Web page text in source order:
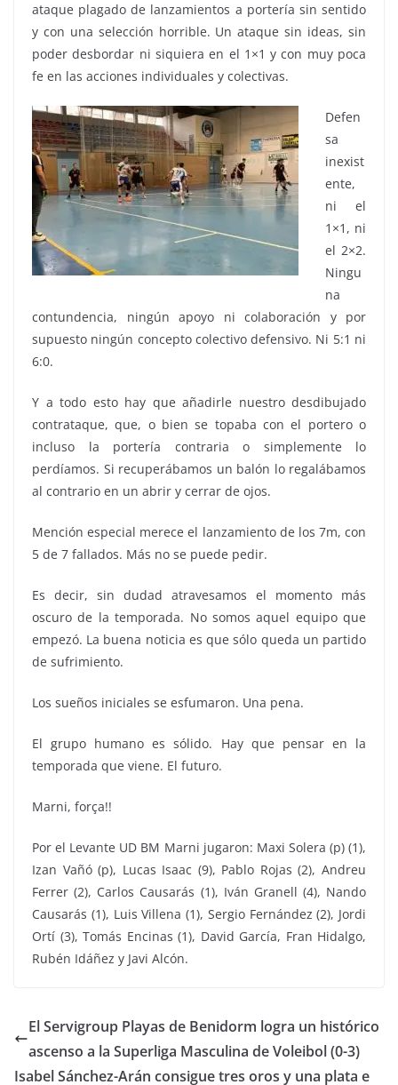
ataque plagado de lanzamientos a portería sin sentido
y con una selección horrible. Un ataque sin ideas, sin
poder desbordar ni siquiera en el 1×1 y con muy poca
fe en las acciones individuales y colectivas.
Defen
sa
inexist
ente,
ni el
1×1, ni
el 2×2.
Ningu
na
contundencia, ningún apoyo ni colaboración y por
supuesto ningún concepto colectivo defensivo. Ni 5:1 ni
6:0.
Y a todo esto hay que añadirle nuestro desdibujado
contrataque, que, o bien se topaba con el portero o
incluso la portería contraria o simplemente lo
perdíamos. Si recuperábamos un balón lo regalábamos
al contrario en un abrir y cerrar de ojos.
Mención especial merece el lanzamiento de los 7m, con
5 de 7 fallados. Más no se puede pedir.
Es decir, sin dudad atravesamos el momento más
oscuro de la temporada. No somos aquel equipo que
empezó. La buena noticia es que sólo queda un partido
de sufrimiento.
Los sueños iniciales se esfumaron. Una pena.
El grupo humano es sólido. Hay que pensar en la
temporada que viene. El futuro.
Marni, força!!
Por el Levante UD BM Marni jugaron: Maxi Solera (p) (1),
Izan Vañó (p), Lucas Isaac (9), Pablo Rojas (2), Andreu
Ferrer (2), Carlos Causarás (1), Iván Granell (4), Nando
Causarás (1), Luis Villena (1), Sergio Fernández (2), Jordi
Ortí (3), Tomás Encinas (1), David García, Fran Hidalgo,
Rubén Idáñez y Javi Alcón.
El Servigroup Playas de Benidorm logra un histórico
ascenso a la Superliga Masculina de Voleibol (0-3)
Isabel Sánchez-Arán consigue tres oros y una plata e